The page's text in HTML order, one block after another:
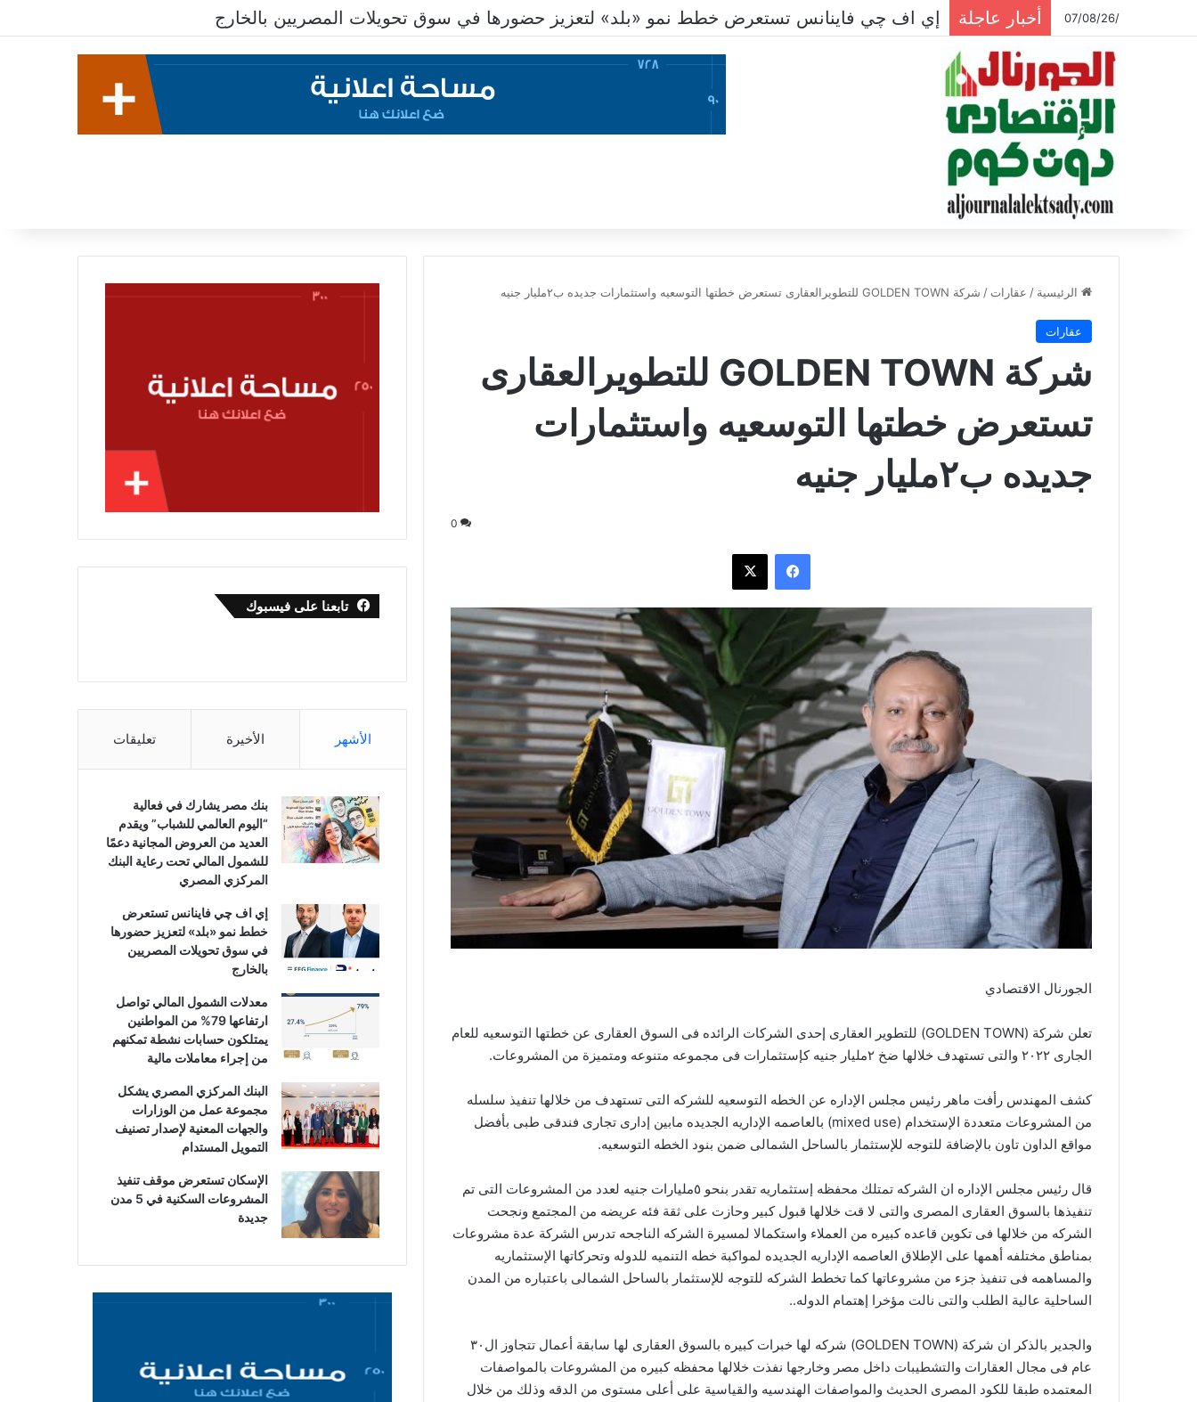
/07/08/26 أخبار عاجلة إي اف چي فاينانس تستعرض خطط نمو «بلد» لتعزيز حضورها في سوق تحويلات المصريين بالخارج
الرئيسية / عقارات / شركة GOLDEN TOWN للتطويرالعقارى تستعرض خطتها التوسعيه واستثمارات جديده ب٢مليار جنيه
عقارات
شركة GOLDEN TOWN للتطويرالعقارى
تستعرض خطتها التوسعيه واستثمارات
جديده ب٢مليار جنيه
0
فيسبوك ‫X
الجورنال الاقتصادي
تعلن شركة (GOLDEN TOWN) للتطوير العقارى إحدى الشركات الرائده فى السوق العقارى عن خطتها التوسعيه للعام
الجارى ٢٠٢٢ والتى تستهدف خلالها ضخ ٢مليار جنيه كإستثمارات فى مجموعه متنوعه ومتميزة من المشروعات.
كشف المهندس رأفت ماهر رئيس مجلس الإداره عن الخطه التوسعيه للشركه التى تستهدف من خلالها تنفيذ سلسله
من المشروعات متعددة الإستخدام (mixed use) بالعاصمه الإداريه الجديده مابين إدارى تجارى فندقى طبى بأفضل
مواقع الداون تاون بالإضافة للتوجه للإستثمار بالساحل الشمالى ضمن بنود الخطه التوسعيه.
قال رئيس مجلس الإداره ان الشركه تمتلك محفظه إستثماريه تقدر بنحو ٥مليارات جنيه لعدد من المشروعات التى تم
تنفيذها بالسوق العقارى المصرى والتى لا قت خلالها قبول كبير وحازت على ثقة فئه عريضه من المجتمع ونجحت
الشركه من خلالها فى تكوين قاعده كبيره من العملاء واستكمالا لمسيرة الشركه الناجحه تدرس الشركة عدة مشروعات
بمناطق مختلفه أهمها على الإطلاق العاصمه الإداريه الجديده لمواكبة خطه التنميه للدوله وتحركاتها الإستثماريه
والمساهمه فى تنفيذ جزء من مشروعاتها كما تخطط الشركه للتوجه للإستثمار بالساحل الشمالى باعتباره من المدن
الساحلية عالية الطلب والتى نالت مؤخرا إهتمام الدوله..
والجدير بالذكر ان شركة (GOLDEN TOWN) شركه لها خبرات كبيره بالسوق العقارى لها سابقة أعمال تتجاوز ال٣٠
عام فى مجال العقارات والتشطيبات داخل مصر وخارجها نفذت خلالها محفظه كبيره من المشروعات بالمواصفات
المعتمده طبقا للكود المصرى الحديث والمواصفات الهندسيه والقياسية على أعلى مستوى من الدقه وذلك من خلال
تابعنا على فيسبوك
الأشهر الأخيرة تعليقات
بنك مصر يشارك في فعالية
“اليوم العالمي للشباب” ويقدم
العديد من العروض المجانية دعمًا
للشمول المالي تحت رعاية البنك
المركزي المصري
إي اف چي فاينانس تستعرض
خطط نمو «بلد» لتعزيز حضورها
في سوق تحويلات المصريين
بالخارج
معدلات الشمول المالي تواصل
ارتفاعها 79% من المواطنين
يمتلكون حسابات نشطة تمكنهم
من إجراء معاملات مالية
البنك المركزي المصري يشكل
مجموعة عمل من الوزارات
والجهات المعنية لإصدار تصنيف
التمويل المستدام
الإسكان تستعرض موقف تنفيذ
المشروعات السكنية في 5 مدن
جديدة